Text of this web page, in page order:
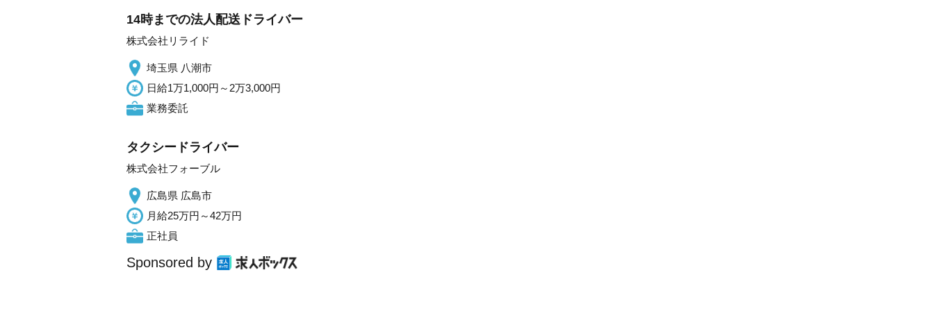
14時までの法人配送ドライバー
株式会社リライド
埼玉県 八潮市
日給1万1,000円～2万3,000円
業務委託
タクシードライバー
株式会社フォーブル
広島県 広島市
月給25万円～42万円
正社員
Sponsored by